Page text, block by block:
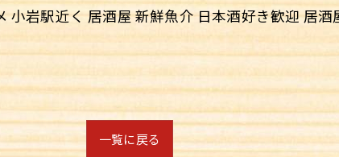
小岩駅近く 居酒屋 新鮮魚介 日本酒好き歓迎 居酒
一覧に戻る